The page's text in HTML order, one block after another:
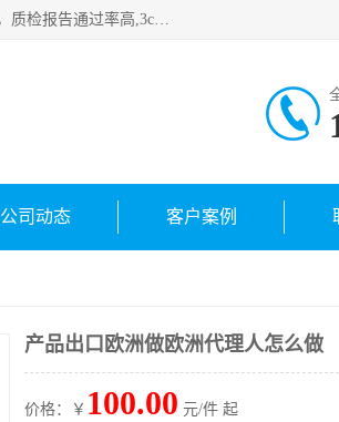
深圳万检通科技有限公司专注深圳CE认证，欧盟ce认证，*快捷，一站式全球认证服务团队专注欧盟食品，质检报告通过率高,3c认证优惠，欧盟公告机构授权代理，欢迎咨询
公司动态 客户案例
产品出口欧洲做欧洲代理人怎么做
价格：￥ 100.00 元/件 起